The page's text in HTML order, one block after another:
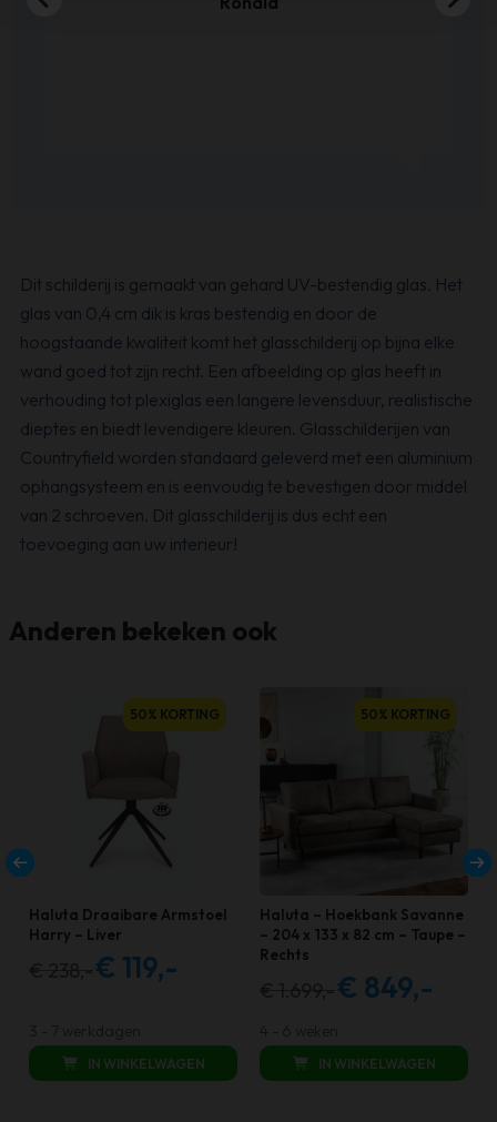
Dit schilderij is gemaakt van gehard UV-bestendig glas. Het
glas van 0,4 cm dik is kras bestendig en door de
hoogstaande kwaliteit komt het glasschilderij op bijna elke
wand goed tot zijn recht. Een afbeelding op glas heeft in
verhouding tot plexiglas een langere levensduur, realistische
dieptes en biedt levendigere kleuren. Glasschilderijen van
Countryfield worden standaard geleverd met een aluminium
ophangsysteem en is eenvoudig te bevestigen door middel
van 2 schroeven. Dit glasschilderij is dus echt een
toevoeging aan uw interieur!
Anderen bekeken ook
Haluta Draaibare Armstoel
Harry – Liver
Oorspronkelijke
€ 119,-
50% KORTING
IN WINKELWAGEN
Haluta – Hoekbank Savanne
– 204 x 133 x 82 cm – Taupe –
Rechts
Oorspronkelijke
was:
€ 1.699,00.
€ 849,-
is:
€ 849,00.
50% KORTING
IN WINKELWAGEN